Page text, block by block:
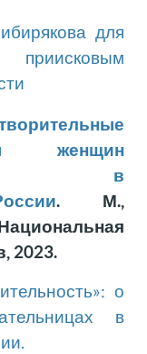
для
приисковым
женщин
в
. М.,
2023.
о
в